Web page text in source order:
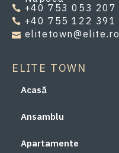
+40 753 053 207
+40 755 122 391
elitetown@elite.ro
ELITE TOWN
Acasă
Ansamblu
Apartamente